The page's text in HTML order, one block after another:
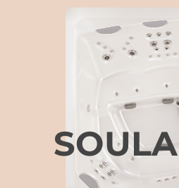
SOULA